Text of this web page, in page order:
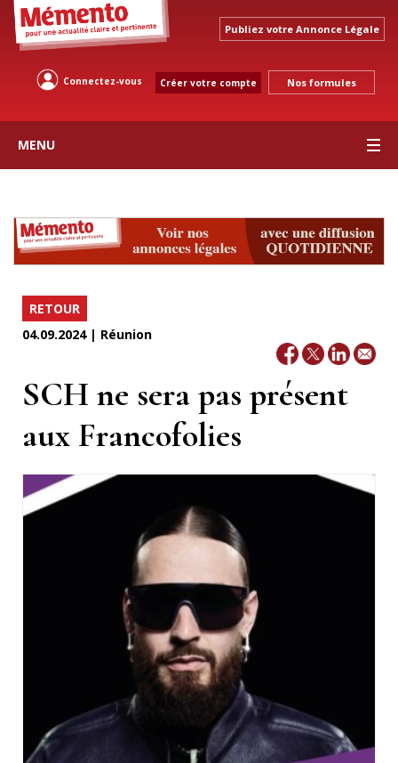
Publiez votre Annonce Légale
Connectez-vous Créer votre compte Nos formules
MENU
RETOUR
04.09.2024 | Réunion
SCH ne sera pas présent
aux Francofolies